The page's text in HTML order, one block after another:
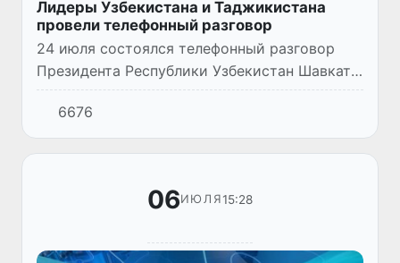
Лидеры Узбекистана и Таджикистана
провели телефонный разговор
24 июля состоялся телефонный разговор
Президента Республики Узбекистан Шавката
Мирзиёева с Президентом Республики
Таджикистан Эмомали Рахмоном.
6676
06ИЮЛЯ15:28